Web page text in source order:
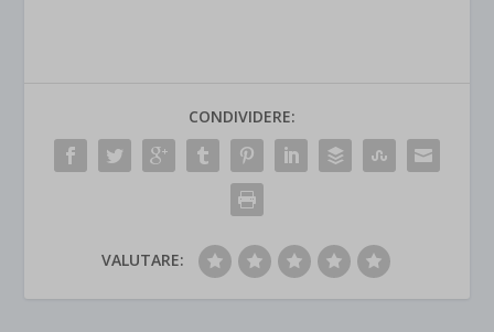
CONDIVIDERE:
VALUTARE: